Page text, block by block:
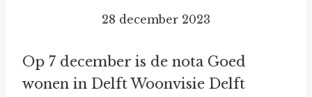
28 december 2023
Op 7 december is de nota Goed
wonen in Delft Woonvisie Delft